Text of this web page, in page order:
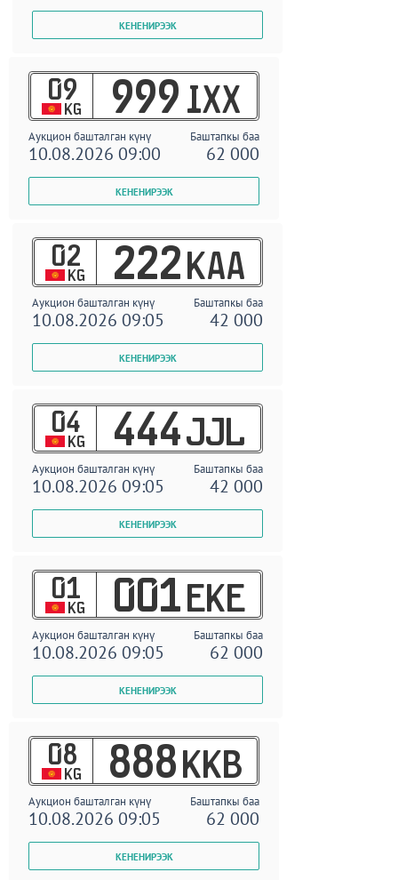
09
KG 999 IXX
Аукцион башталган күнү Баштапкы баа
10.08.2026 09:00 62 000
02
KG 222 KAA
Аукцион башталган күнү Баштапкы баа
10.08.2026 09:05 42 000
04
KG 444 JJL
Аукцион башталган күнү Баштапкы баа
10.08.2026 09:05 42 000
01
KG 001 EKE
Аукцион башталган күнү Баштапкы баа
10.08.2026 09:05 62 000
08
KG 888 KKB
Аукцион башталган күнү Баштапкы баа
10.08.2026 09:05 62 000